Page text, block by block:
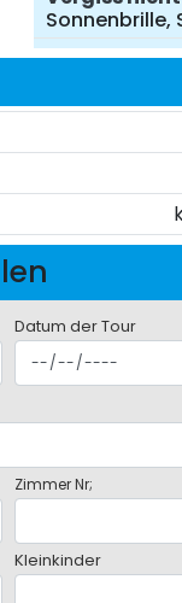
Sonnenbrille,
Datum der Tour
Zimmer Nr;
Kleinkinder